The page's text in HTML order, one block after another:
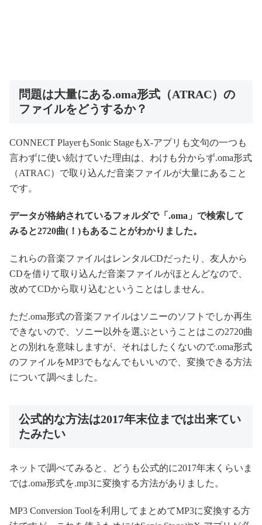
問題は大量にある.oma形式（ATRAC）の
ファイルをどうするか？
CONNECT PlayerもSonic StageもX-アプリも文句の一つも
言わずに使い続けていた理由は、わけも分からず.oma形式
（ATRAC）で取り込んだ音楽ファイルが大量にあること
です。
データが格納されているフォルダで「.oma」で検索して
みると2720曲(！)もあることがわかりました。
これらの音楽ファイルはレンタルCDだったり、友人から
CDを借りて取り込んだ音楽ファイルがほとんどなので、
改めてCDから取り込むということはしません。
ただ.oma形式の音楽ファイルはソニーのソフトでしか再生
できないので、ソニー以外を選ぶということはこの2720曲
との別れを意味しますが、それはしたくないので.oma形式
のファイルをMP3でもなんでもいいので、変換できる方法
について調べました。
公式的な方法は2017年末位までは出来てい
たみたい
ネットで調べてみると、どうも公式的に2017年末くらいま
では.oma形式を.mp3に変換する方法がありました。
MP3 Conversion Toolを利用してまとめてMP3に変換する方